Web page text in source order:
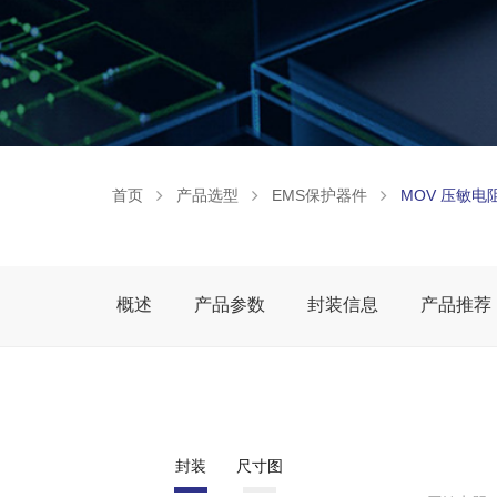
首页 产品选型 EMS保护器件 MOV 压敏电
概述 产品参数 封装信息 产品推荐
封装 尺寸图